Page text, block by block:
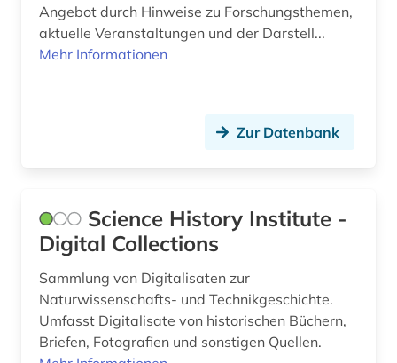
Angebot durch Hinweise zu Forschungsthemen,
aktuelle Veranstaltungen und der Darstell...
Mehr Informationen
Zur Datenbank
Science History Institute -
Digital Collections
Sammlung von Digitalisaten zur
Naturwissenschafts- und Technikgeschichte.
Umfasst Digitalisate von historischen Büchern,
Briefen, Fotografien und sonstigen Quellen.